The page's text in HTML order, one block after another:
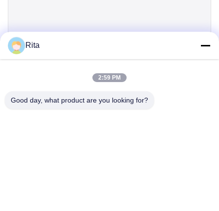
Rita
2:59 PM
Good day, what product are you looking for?